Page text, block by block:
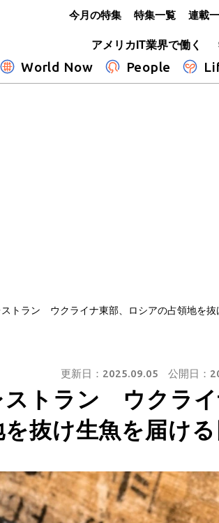
アメリカIT業界で働く
World Now People
今月の特集 特集一覧 連載
トラン ウクライナ東部、ロシアの占領地を抜
ストラン ウクラ
抜け生魚を届ける
更新日： 2025.09.05 公開日：